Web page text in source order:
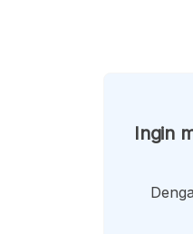
Ingin